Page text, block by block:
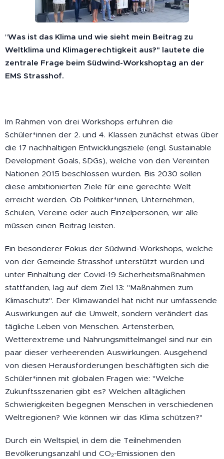
"Was ist das Klima und wie sieht mein Beitrag zu
Weltklima und Klimagerechtigkeit aus?" lautete die
zentrale Frage beim Südwind-Workshoptag an der
EMS Strasshof.
Im Rahmen von drei Workshops erfuhren die
Schüler*innen der 2. und 4. Klassen zunächst etwas über
die 17 nachhaltigen Entwicklungsziele (engl. Sustainable
Development Goals, SDGs), welche von den Vereinten
Nationen 2015 beschlossen wurden. Bis 2030 sollen
diese ambitionierten Ziele für eine gerechte Welt
erreicht werden. Ob Politiker*innen, Unternehmen,
Schulen, Vereine oder auch Einzelpersonen, wir alle
müssen einen Beitrag leisten.
Ein besonderer Fokus der Südwind-Workshops, welche
von der Gemeinde Strasshof unterstützt wurden und
unter Einhaltung der Covid-19 Sicherheitsmaßnahmen
stattfanden, lag auf dem Ziel 13: "Maßnahmen zum
Klimaschutz". Der Klimawandel hat nicht nur umfassende
Auswirkungen auf die Umwelt, sondern verändert das
tägliche Leben von Menschen. Artensterben,
Wetterextreme und Nahrungsmittelmangel sind nur ein
paar dieser verheerenden Auswirkungen. Ausgehend
von diesen Herausforderungen beschäftigten sich die
Schüler*innen mit globalen Fragen wie: "Welche
Zukunftsszenarien gibt es? Welchen alltäglichen
Schwierigkeiten begegnen Menschen in verschiedenen
Weltregionen? Wie können wir das Klima schützen?"
Durch ein Weltspiel, in dem die Teilnehmenden
Bevölkerungsanzahl und CO₂-Emissionen den